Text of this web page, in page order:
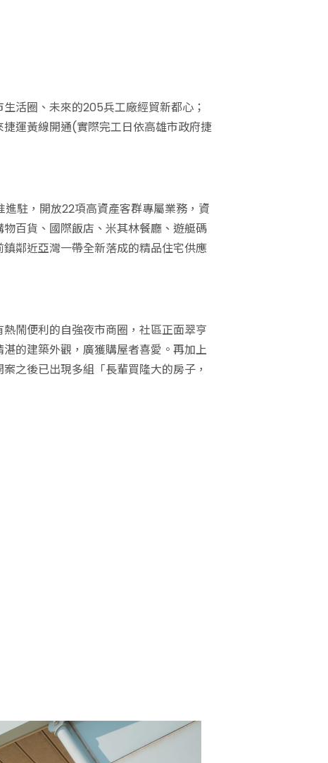
活圈、未來的205兵工廠經貿新都心；
運黃線開通(實際完工日依高雄市政府捷
駐，開放22項高資產客群專屬業務，資
百貨、國際飯店、米其林餐廳、遊艇碼
鄰近亞灣一帶全新落成的精品住宅供應
鬧便利的自強夜市商圈，社區正面翠亨
的建築外觀，廣獲購屋者喜愛。再加上
之後已出現多組「長輩買隆大的房子，